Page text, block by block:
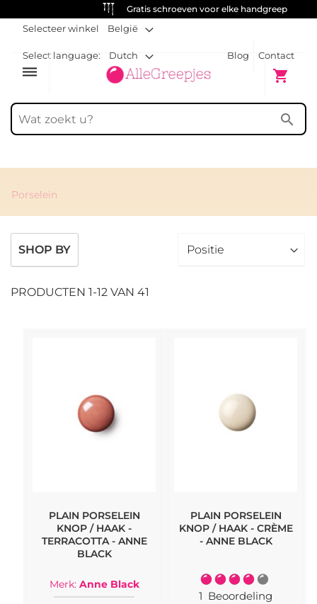
Gratis schroeven voor elke handgreep
Blog Contact
Selecteer winkel België
Select language: Dutch
dehaze shopping_cart
search
Porselein
PRODUCTEN 1-12 VAN 41
PLAIN PORSELEIN
KNOP / HAAK -
TERRACOTTA - ANNE
BLACK
Merk: Anne Black
PLAIN PORSELEIN
KNOP / HAAK - CRÈME
- ANNE BLACK
Waardering:
80%
1 Beoordeling
SHOP BY